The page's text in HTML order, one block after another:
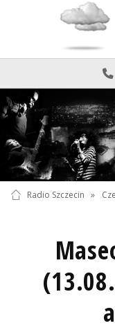
Radio Szczecin »